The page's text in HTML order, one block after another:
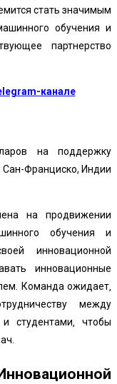
стать значимым
обучения и
партнерство
канале
на поддержку
Сан-Франциско, Индии
на продвижении
обучения и
инновационной
инновационные
Команда ожидает‚
между
студентами‚ чтобы